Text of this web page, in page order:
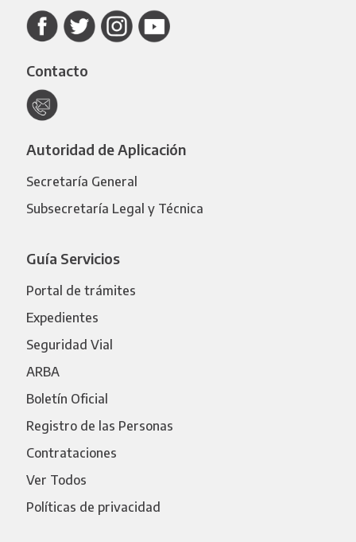
Contacto
Autoridad de Aplicación
Secretaría General
Subsecretaría Legal y Técnica
Guía Servicios
Portal de trámites
Expedientes
Seguridad Vial
ARBA
Boletín Oficial
Registro de las Personas
Contrataciones
Ver Todos
Políticas de privacidad